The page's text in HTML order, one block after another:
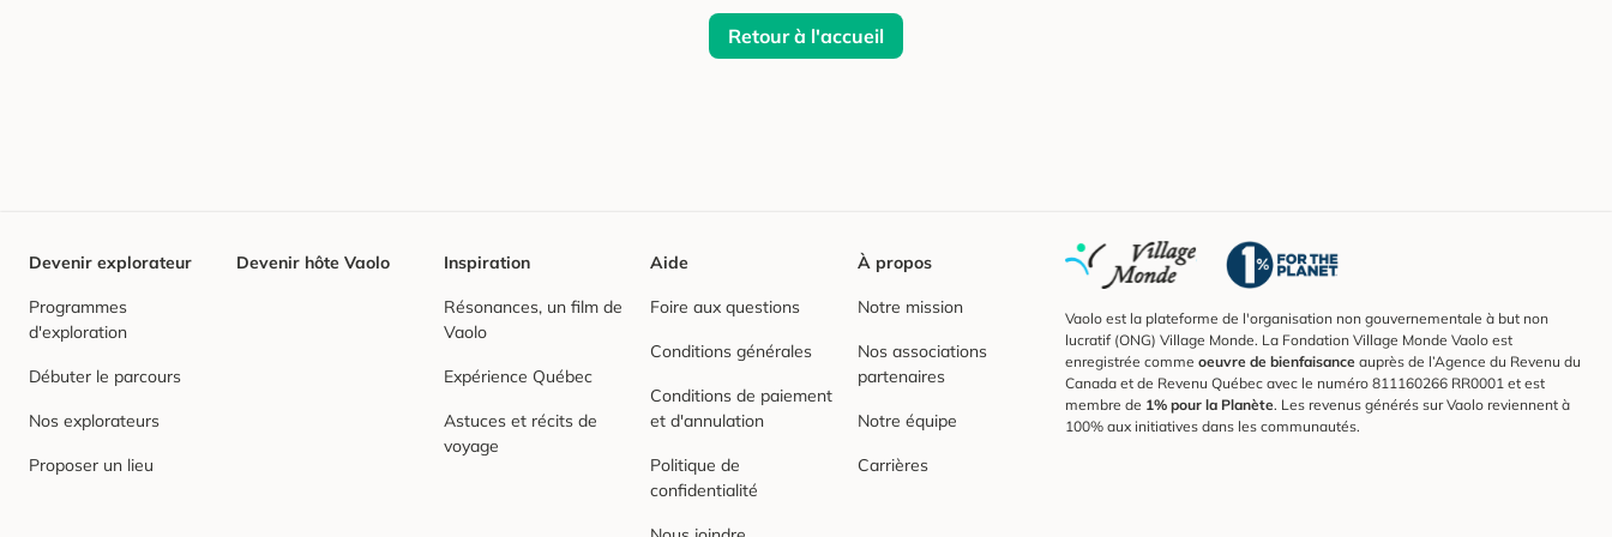
Retour à l'accueil
Devenir explorateur
Programmes
d'exploration
Débuter le parcours
Nos explorateurs
Proposer un lieu
Devenir hôte Vaolo Inspiration
Résonances, un film de
Vaolo
Expérience Québec
Astuces et récits de
voyage
Aide
Foire aux questions
Conditions générales
Conditions de paiement
et d'annulation
Politique de
confidentialité
À propos
Notre mission
Nos associations
partenaires
Notre équipe
Carrières
Vaolo est la plateforme de l'organisation non gouvernementale à but non
lucratif (ONG) Village Monde. La Fondation Village Monde Vaolo est
enregistrée comme oeuvre de bienfaisance auprès de l’Agence du Revenu du
Canada et de Revenu Québec avec le numéro 811160266 RR0001 et est
membre de 1% pour la Planète. Les revenus générés sur Vaolo reviennent à
100% aux initiatives dans les communautés.